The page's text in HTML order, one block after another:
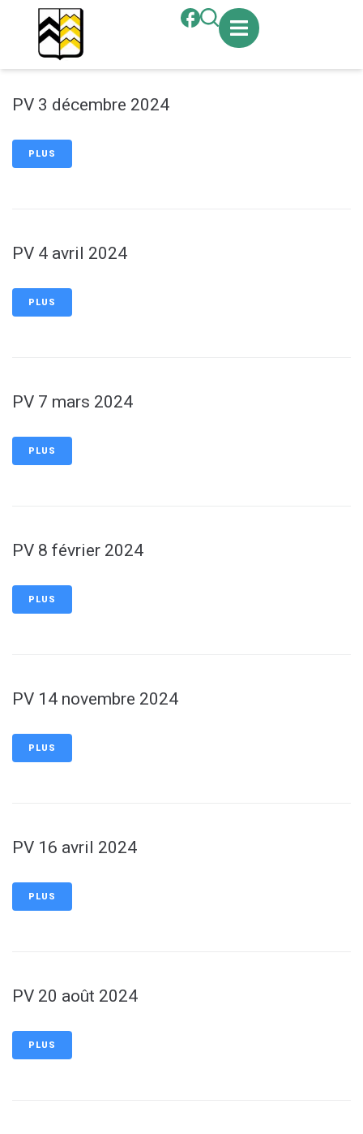
PV 3 décembre 2024
PLUS
PV 4 avril 2024
PLUS
PV 7 mars 2024
PLUS
PV 8 février 2024
PLUS
PV 14 novembre 2024
PLUS
PV 16 avril 2024
PLUS
PV 20 août 2024
PLUS